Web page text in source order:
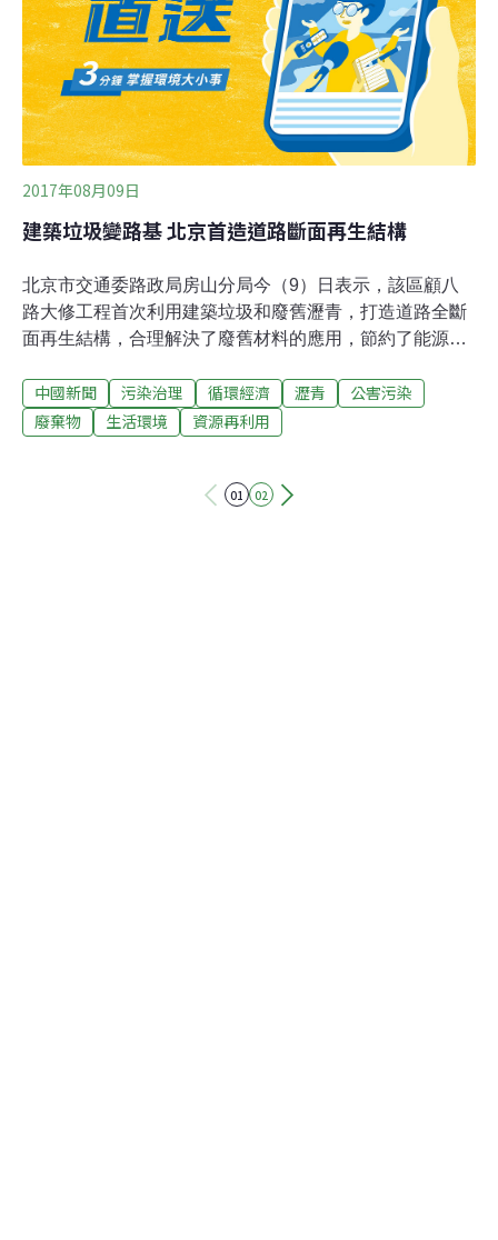
段距離，先以吸污棉阻絕，再將受污砂石刨除；至於消波
塊部分，或以高壓機沖洗，或採自然風乾方式解決，視情
況擇一。
2017年08月09日
建築垃圾變路基 北京首造道路斷面再生結構
北京市交通委路政局房山分局今（9）日表示，該區顧八
路大修工程首次利用建築垃圾和廢舊瀝青，打造道路全斷
面再生結構，合理解決了廢舊材料的應用，節約了能源，
行的重要道路，也是連接著燕化、化工四廠、中鐵房山橋
樑廠等重要生產企業，由南向北貫穿G5京昆高速、閻周
凝土道路面層；底面層為乳化瀝青冷再生瀝青混凝土；基
中國新聞 污染治理 循環經濟 瀝青
公害污染
廢棄物
生活環境 資源再利用
01 02